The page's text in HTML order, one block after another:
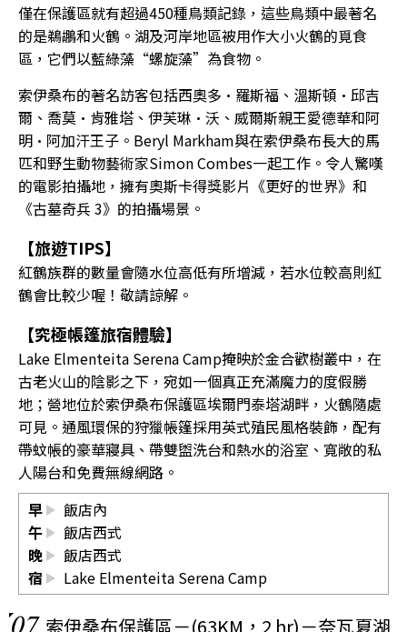
僅在保護區就有超過450種鳥類記錄，這些鳥類中最著名
的是鵜鶘和火鶴。湖及河岸地區被用作大小火鶴的覓食
區，它們以藍綠藻“螺旋藻”為食物。
索伊桑布的著名訪客包括西奧多·羅斯福、溫斯頓·邱吉
爾、喬莫·肯雅塔、伊芙琳·沃、威爾斯親王愛德華和阿
明·阿加汗王子。Beryl Markham與在索伊桑布長大的馬
匹和野生動物藝術家Simon Combes一起工作。令人驚嘆
的電影拍攝地，擁有奧斯卡得獎影片《更好的世界》和
《古墓奇兵 3》的拍攝場景。
【旅遊TIPS】
紅鶴族群的數量會隨水位高低有所增減，若水位較高則紅
鶴會比較少喔！敬請諒解。
【究極帳篷旅宿體驗】
Lake Elmenteita Serena Camp掩映於金合歡樹叢中，在
古老火山的陰影之下，宛如一個真正充滿魔力的度假勝
地；營地位於索伊桑布保護區埃爾門泰塔湖畔，火鶴隨處
可見。通風環保的狩獵帳篷採用英式殖民風格裝飾，配有
帶蚊帳的豪華寢具、帶雙盥洗台和熱水的浴室、寬敞的私
人陽台和免費無線網路。
早
飯店內
午
飯店西式
晚
飯店西式
宿
Lake Elmenteita Serena Camp
索伊桑布保護區－(63KM，2 hr)－奈瓦夏湖